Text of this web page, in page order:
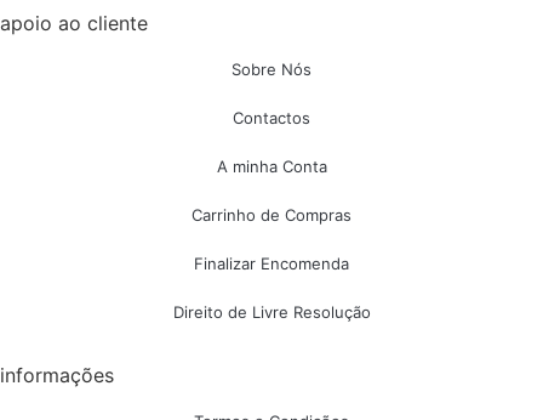
apoio ao cliente
Sobre Nós
Contactos
A minha Conta
Carrinho de Compras
Finalizar Encomenda
Direito de Livre Resolução
informações